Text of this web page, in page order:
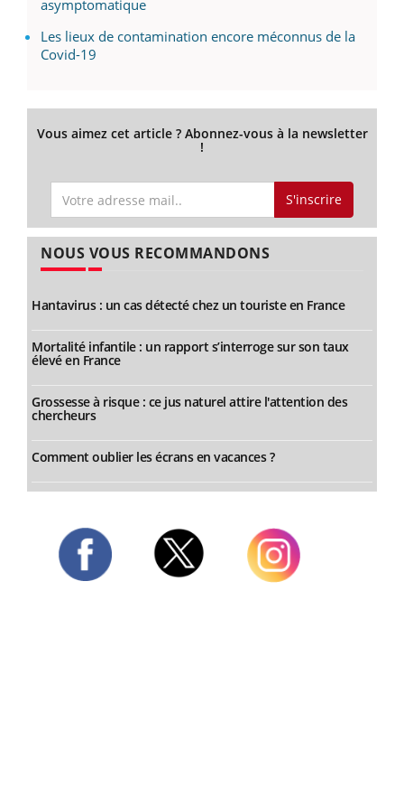
asymptomatique
Les lieux de contamination encore méconnus de la
Covid-19
Vous aimez cet article ? Abonnez-vous à la newsletter
!
S'inscrire
NOUS VOUS RECOMMANDONS
Hantavirus : un cas détecté chez un touriste en France
Mortalité infantile : un rapport s’interroge sur son taux
élevé en France
Grossesse à risque : ce jus naturel attire l'attention des
chercheurs
Comment oublier les écrans en vacances ?